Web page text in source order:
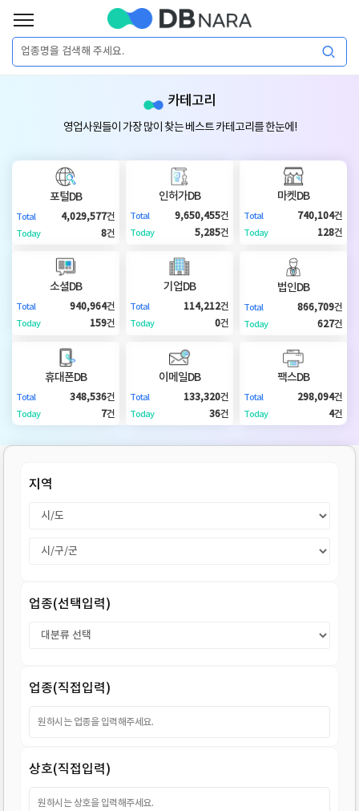
로
그
합
털
인
DB
인
휴
지역
업종(선택입력)
업종(직접입력)
상호(직접입력)
카테고리
영업사원들이 가장 많이 찾는 베스트 카테고리를 한눈에!
포털DB
Total 4,029,577건
Today 8건
인허가DB
Total 9,650,455건
Today 5,285건
마켓DB
Total 740,104건
Today 128건
소셜DB
Total 940,964건
Today 159건
기업DB
Total 114,212건
Today 0건
법인DB
Total 866,709건
Today 627건
휴대폰DB
Total 348,536건
Today 7건
이메일DB
Total 133,320건
Today 36건
팩스DB
Total 298,094건
Today 4건